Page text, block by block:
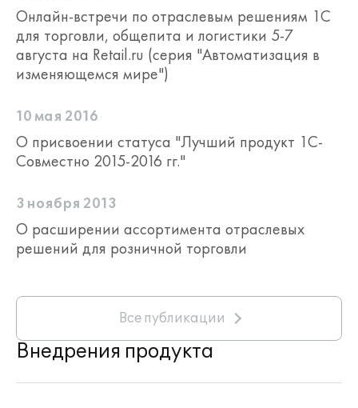
Онлайн-встречи по отраслевым решениям 1С
для торговли, общепита и логистики 5-7
августа на Retail.ru (серия "Автоматизация в
изменяющемся мире")
10 мая 2016
О присвоении статуса "Лучший продукт 1С-
Совместно 2015-2016 гг."
3 ноября 2013
О расширении ассортимента отраслевых
решений для розничной торговли
Все публикации
Внедрения продукта